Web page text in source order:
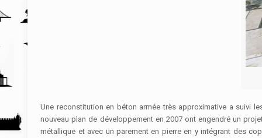
Une reconstitution en béton armée très approximative a suivi
nouveau plan de développement en 2007 ont engendré un
métallique et avec un parement en pierre en y intégrant des